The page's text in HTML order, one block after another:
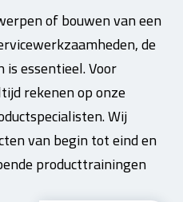
of bouwen van een
de
essentieel. Voor
rekenen op onze
Wij
van begin tot eind en
producttrainingen